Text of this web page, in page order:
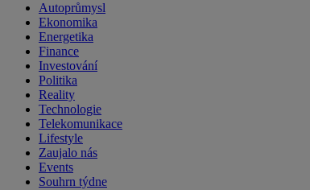
Autoprůmysl
Ekonomika
Energetika
Finance
Investování
Politika
Reality
Technologie
Telekomunikace
Lifestyle
Zaujalo nás
Events
Souhrn týdne